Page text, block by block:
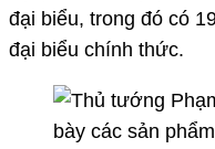
đại biểu, trong đó có
đại biểu chính thức.